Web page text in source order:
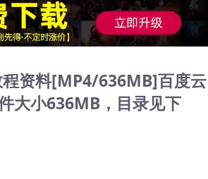
资料[MP4/636MB]百度云
大小636MB，目录见下